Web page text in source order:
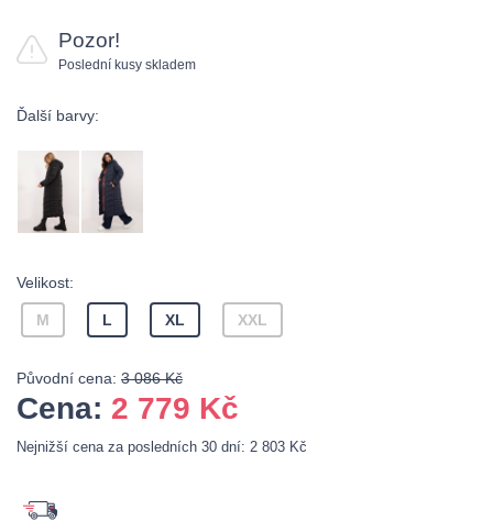
Pozor!
Poslední kusy skladem
Ďalší barvy:
Velikost:
M L XL XXL
Původní cena: 3 086 Kč
Cena: 2 779 Kč
Nejnižší cena za posledních 30 dní: 2 803 Kč